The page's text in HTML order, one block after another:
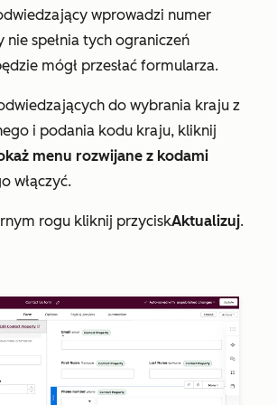
wprowadzi numer
spełnia tych ograniczeń
mógł przesłać formularza.
do wybrania kraju z
i podania kodu kraju, kliknij
menu rozwijane z kodami
włączyć.
rogu kliknij przyciskAktualizuj.